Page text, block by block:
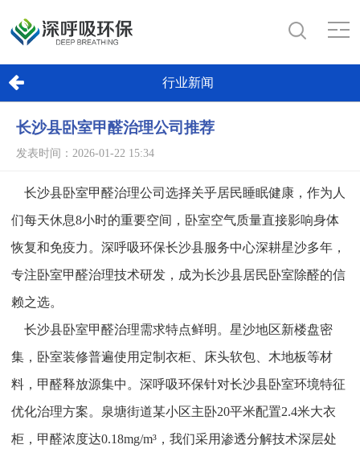
行业新闻
长沙县卧室甲醛治理公司推荐
发表时间：2026-01-22 15:34
长沙县卧室甲醛治理公司选择关乎居民睡眠健康，作为人
们每天休息8小时的重要空间，卧室空气质量直接影响身体
恢复和免疫力。深呼吸环保长沙县服务中心深耕星沙多年，
专注卧室甲醛治理技术研发，成为长沙县居民卧室除醛的信
赖之选。
长沙县卧室甲醛治理需求特点鲜明。星沙地区新楼盘密
集，卧室装修普遍使用定制衣柜、床头软包、木地板等材
料，甲醛释放源集中。深呼吸环保针对长沙县卧室环境特征
优化治理方案。泉塘街道某小区主卧20平米配置2.4米大衣
柜，甲醛浓度达0.18mg/m³，我们采用渗透分解技术深层处